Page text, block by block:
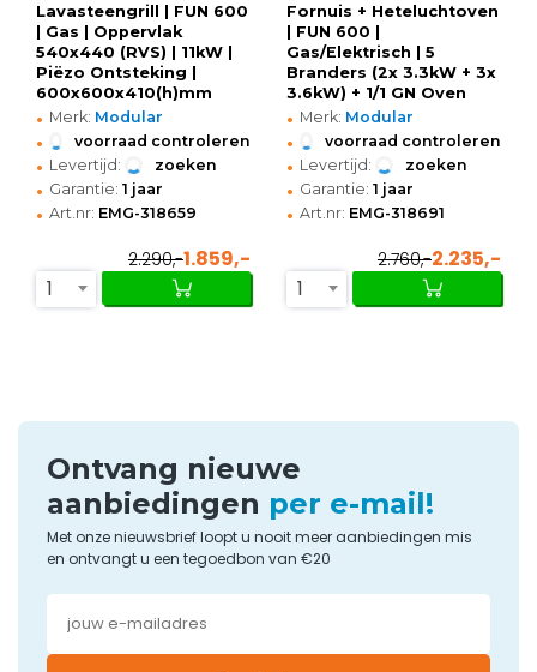
Lavasteengrill | FUN 600
| Gas | Oppervlak
540x440 (RVS) | 11kW |
Piëzo Ontsteking |
600x600x410(h)mm
• Merk: Modular
• voorraad controleren
• Levertijd: zoeken
• Garantie: 1 jaar
• Art.nr: EMG-318659
2.290,-1.859,-
1
Fornuis + Heteluchtoven
| FUN 600 |
Gas/Elektrisch | 5
Branders (2x 3.3kW + 3x
3.6kW) + 1/1 GN Oven
(3kW-230V) | Piëzo
900x600x859/957(h)mm
• Merk: Modular
• voorraad controleren
• Levertijd: zoeken
• Garantie: 1 jaar
• Art.nr: EMG-318691
2.760,-2.235,-
1
Ontvang nieuwe
aanbiedingen per e-mail!
Met onze nieuwsbrief loopt u nooit meer aanbiedingen mis
en ontvangt u een tegoedbon van €20